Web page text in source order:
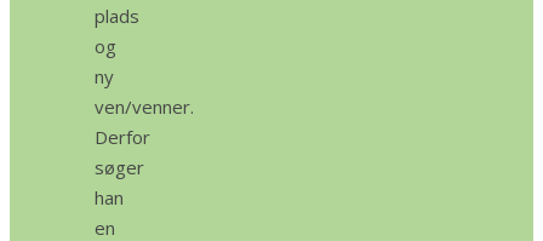
plads
og
ny
ven/venner.
Derfor
søger
han
en